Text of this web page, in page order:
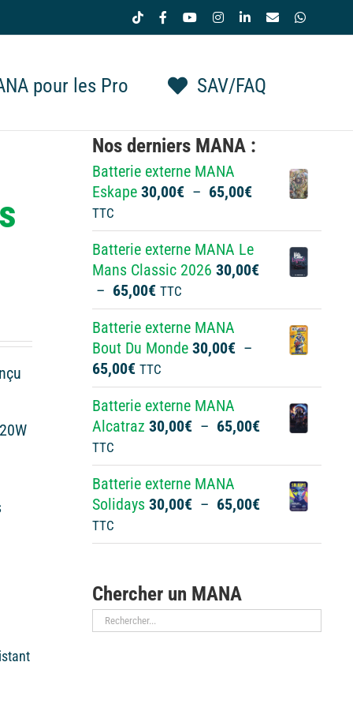
Tiktok FacebookYouTubeInstagramLinkedIn
Email
pour les Pro SAV/FAQ
Nos derniers MANA :
Batterie externe MANA
Eskape 30,00€ – 65,00€Plage
prix :
30,00€
à
TTC
Batterie externe MANA Le
Mans Classic 2026 30,00€
– 65,00€Plage
de
prix :
30,00€
à
65,00€
TTC
Batterie externe MANA
Bout Du Monde 30,00€ –
65,00€Plage
de
prix :
30,00€
65,00€
TTC
Batterie externe MANA
Alcatraz 30,00€ – 65,00€Plage
prix :
30,00€
à
TTC
Batterie externe MANA
Solidays 30,00€ – 65,00€Plage
prix :
65,00€
TTC
Chercher un MANA